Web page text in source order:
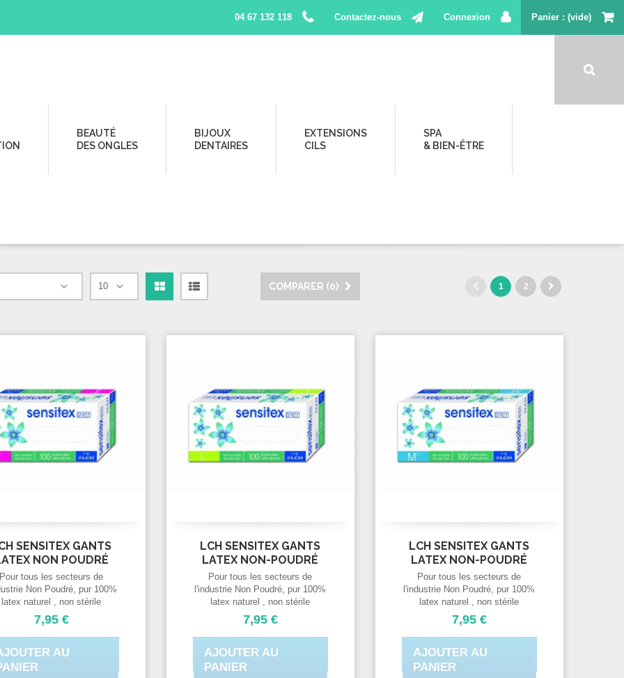
04 67 132 118 Contactez-nous Connexion Panier (vide)
BEAUTÉ
DES ONGLES
BIJOUX
DENTAIRES
EXTENSIONS
CILS
SPA
& BIEN-ÊTRE
DE TOILETTE
Grille Liste
COMPARER (0) 1 2
SENSITEX GANTS
NON POUDRÉ
TAILLE...
Pour tous les secteurs de
Non Poudré, pur 100%
latex naturel , non stérile
bord roulé Blanc laiteux
Ambidextre
7,95 €
AU
LCH SENSITEX GANTS
LATEX NON-POUDRÉ
TAILLE...
Pour tous les secteurs de
l'industrie Non Poudré, pur 100%
latex naturel , non stérile
Manchette bord roulé Blanc laiteux
Ambidextre
7,95 €
AJOUTER AU
PANIER
LCH SENSITEX GANTS
LATEX NON-POUDRÉ
TAILLE...
Pour tous les secteurs de
l'industrie Non Poudré, pur 100%
latex naturel , non stérile
Manchette bord roulé Blanc laiteux
Ambidextre
7,95 €
AJOUTER AU
PANIER